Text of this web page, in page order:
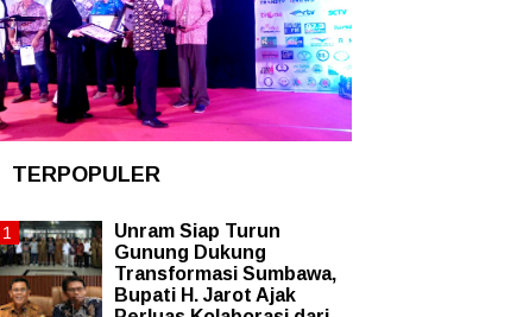
TERPOPULER
Unram Siap Turun
Gunung Dukung
Transformasi Sumbawa,
Bupati H. Jarot Ajak